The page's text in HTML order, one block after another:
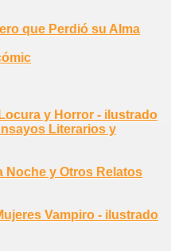
que Perdió su Alma
y Horror - ilustrado
Literarios y
Noche y Otros Relatos
Vampiro - ilustrado